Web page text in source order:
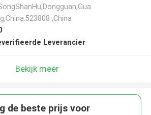
,China
Leverancier
Bekijk meer
de beste prijs voor